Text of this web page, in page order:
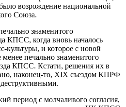
возрождение национальной
Союза.
знаменитого
КПСС, когда вновь началось
культуры, и которое с новой
менее печально знаменитого
КПСС. Кстати, решения их в
наконец-то, XIX съездом КПРФ
период с молчаливого согласия,